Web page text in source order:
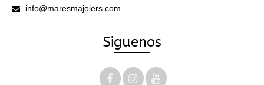
info@maresmajoiers.com
Siguenos